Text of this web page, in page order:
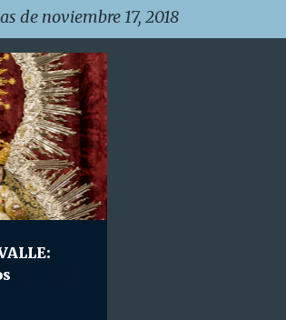
de noviembre 17, 2018